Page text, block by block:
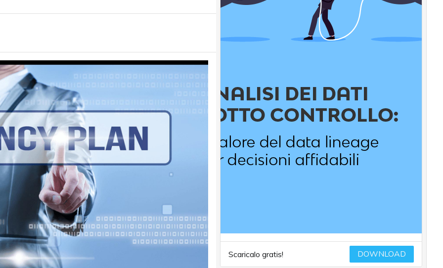
Scaricalo gratis! DOWNLOAD